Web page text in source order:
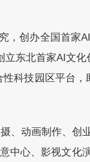
，创办全国首
东北首家AI文
科技园区平台
、动画制作、创
中心、影视文化